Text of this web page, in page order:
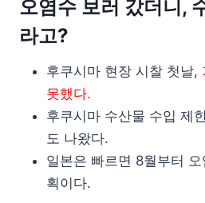
오염수 보러 갔더니,
라고?
후쿠시마 현장 시찰 첫날,
못했다.
후쿠시마 수산물 수입 제
도 나왔다.
일본은 빠르면 8월부터
획이다.